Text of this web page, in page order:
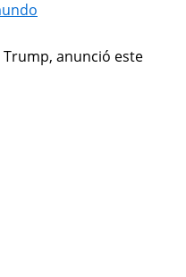
Trump, anunció este